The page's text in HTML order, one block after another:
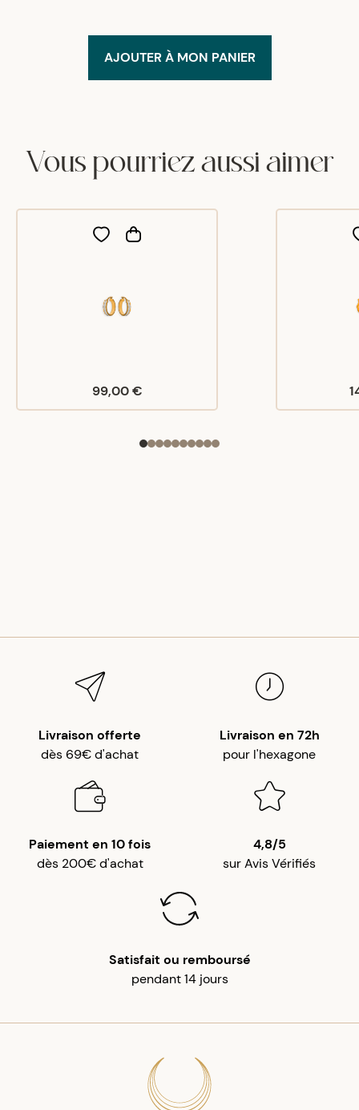
AJOUTER À MON PANIER
Vous pourriez aussi aimer
99,00 €
Livraison offerte
dès 69€ d'achat
Livraison en 72h
pour l'hexagone
Paiement en 10 fois
dès 200€ d'achat
4,8/5
sur Avis Vérifiés
Satisfait ou remboursé
pendant 14 jours